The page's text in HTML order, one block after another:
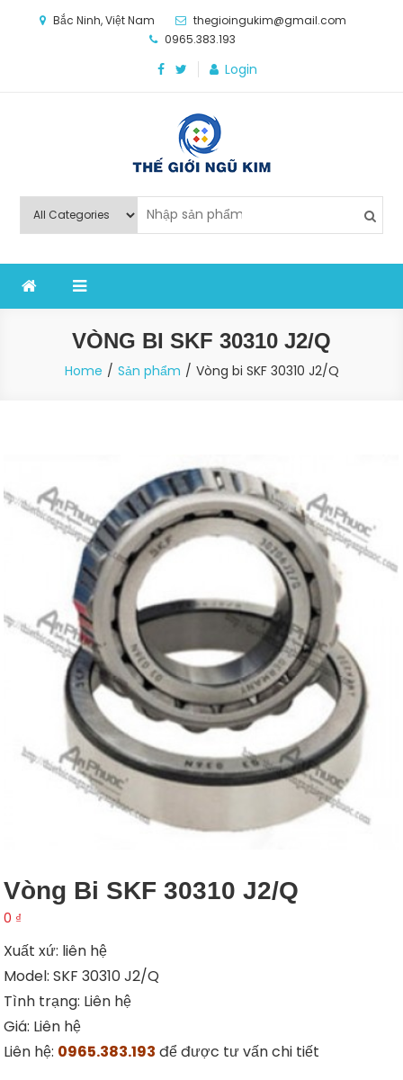
Bắc Ninh, Việt Nam
thegioingukim@gmail.com
0965.383.193
Login
Thế Giới Ngũ Kim
nghiệp sản xuất
VÒNG BI SKF 30310 J2/Q
Home Sản phẩm Vòng bi SKF 30310 J2/Q
Vòng Bi SKF 30310 J2/Q
0 ₫
Xuất xứ: liên hệ
Model: SKF 30310 J2/Q
Tình trạng: Liên hệ
Giá: Liên hệ
Liên hệ: 0965.383.193 để được tư vấn chi tiết